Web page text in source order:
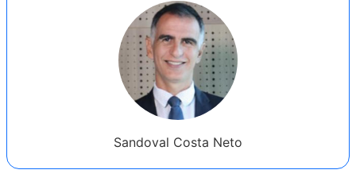
Sandoval Costa Neto